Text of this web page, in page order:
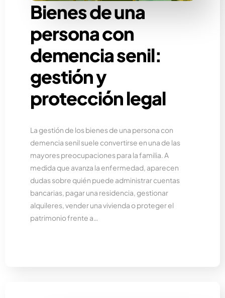
Bienes de una
persona con
demencia senil:
gestión y
protección legal
La gestión de los bienes de una persona con
demencia senil suele convertirse en una de las
mayores preocupaciones para la familia. A
medida que avanza la enfermedad, aparecen
dudas sobre quién puede administrar cuentas
bancarias, pagar una residencia, gestionar
alquileres, vender una vivienda o proteger el
patrimonio frente a…